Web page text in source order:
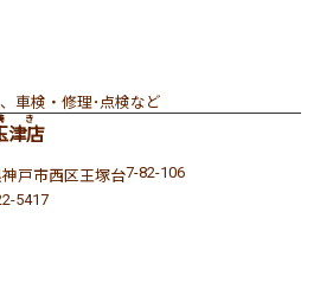
車検・修理･点検など
津店
き
神戸市西区王塚台7-82-106
5417